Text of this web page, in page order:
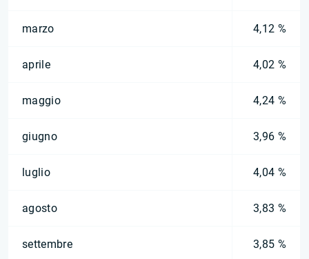
marzo 4,12 %
aprile 4,02 %
maggio 4,24 %
giugno 3,96 %
luglio 4,04 %
agosto 3,83 %
settembre 3,85 %